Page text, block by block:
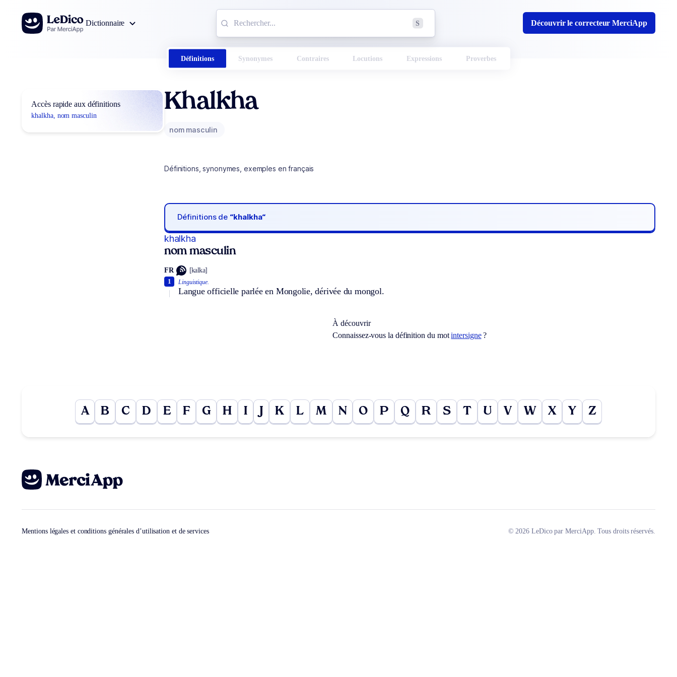
Aller au contenu
Dictionnaire
S Découvrir le correcteur MerciApp
Définitions Synonymes Contraires Locutions Expressions Proverbes
Accès rapide aux définitions
khalkha, nom masculin
Khalkha
nom masculin
Définitions, synonymes, exemples en français
Définitions de “khalkha“
khalkha
nom masculin
FR [kalka]
Linguistique.
Langue officielle parlée en Mongolie, dérivée du mongol.
1
À découvrir
Connaissez-vous la définition du motintersigne?
A B C D E F G H I K L M N O P Q R S T U V W X Y Z
Mentions légales et conditions générales d’utilisation et de services © 2026 LeDico par MerciApp. Tous droits réservés.